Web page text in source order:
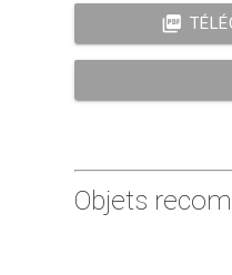
picture_as_pdf
Objets